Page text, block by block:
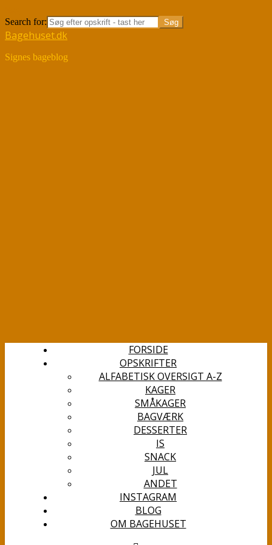
Search for:
Bagehuset.dk
Signes bageblog
FORSIDE
OPSKRIFTER
ALFABETISK OVERSIGT A-Z
KAGER
SMÅKAGER
BAGVÆRK
DESSERTER
IS
SNACK
JUL
ANDET
INSTAGRAM
BLOG
OM BAGEHUSET